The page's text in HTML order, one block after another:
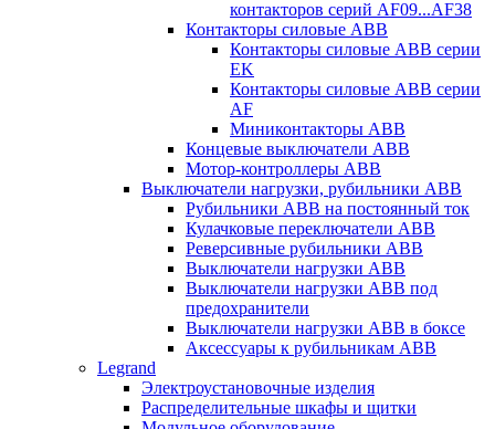
контакторов серий AF09...AF38
Контакторы силовые ABB
Контакторы силовые ABB серии
EK
Контакторы силовые ABB серии
AF
Миниконтакторы ABB
Концевые выключатели ABB
Мотор-контроллеры ABB
Выключатели нагрузки, рубильники ABB
Рубильники ABB на постоянный ток
Кулачковые переключатели ABB
Реверсивные рубильники ABB
Выключатели нагрузки ABB
Выключатели нагрузки ABB под
предохранители
Выключатели нагрузки ABB в боксе
Аксессуары к рубильникам ABB
Legrand
Электроустановочные изделия
Распределительные шкафы и щитки